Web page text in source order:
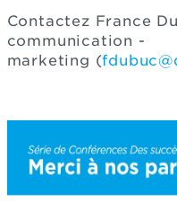
Contactez France
communication -
marketing (